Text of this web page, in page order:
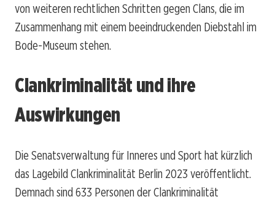
von weiteren rechtlichen Schritten gegen Clans, die im
Zusammenhang mit einem beeindruckenden Diebstahl im
Bode-Museum stehen.
Clankriminalität und ihre
Auswirkungen
Die Senatsverwaltung für Inneres und Sport hat kürzlich
das Lagebild Clankriminalität Berlin 2023 veröffentlicht.
Demnach sind 633 Personen der Clankriminalität